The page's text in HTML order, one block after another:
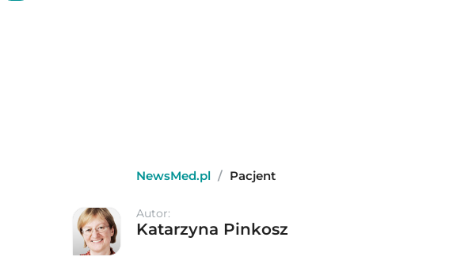
NewsMed.pl / Pacjent
Autor:
Katarzyna Pinkosz